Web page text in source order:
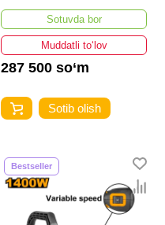
SPG3508 450 w
Sotuvda bor
Muddatli to‘lov
287 500 so‘m
Sotib olish
Bestseller